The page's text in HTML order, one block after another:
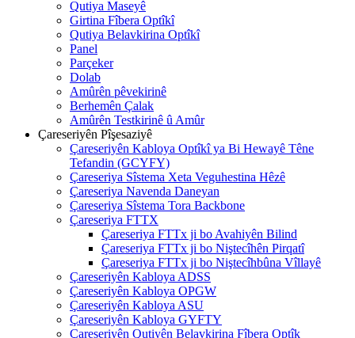
Qutiya Maseyê
Girtina Fîbera Optîkî
Qutiya Belavkirina Optîkî
Panel
Parçeker
Dolab
Amûrên pêvekirinê
Berhemên Çalak
Amûrên Testkirinê û Amûr
Çareseriyên Pîşesaziyê
Çareseriyên Kabloya Optîkî ya Bi Hewayê Têne
Tefandin (GCYFY)
Çareseriya Sîstema Xeta Veguhestina Hêzê
Çareseriya Navenda Daneyan
Çareseriya Sîstema Tora Backbone
Çareseriya FTTX
Çareseriya FTTx ji bo Avahiyên Bilind
Çareseriya FTTx ji bo Niştecîhên Pirqatî
Çareseriya FTTx ji bo Niştecîhbûna Vîllayê
Çareseriyên Kabloya ADSS
Çareseriyên Kabloya OPGW
Çareseriyên Kabloya ASU
Çareseriyên Kabloya GYFTY
Çareseriyên Qutiyên Belavkirina Fîbera Optîk